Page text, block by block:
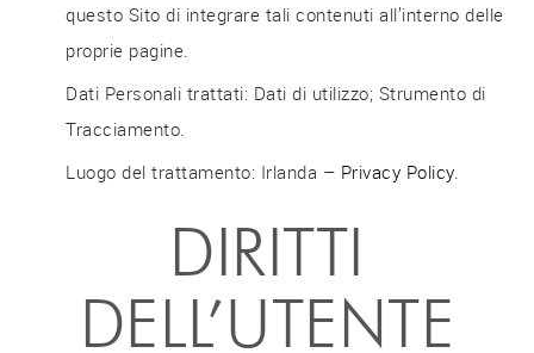
questo Sito di integrare tali contenuti all’interno delle
proprie pagine.
Dati Personali trattati: Dati di utilizzo; Strumento di
Tracciamento.
Luogo del trattamento: Irlanda – Privacy Policy.
DIRITTI
DELL’UTENTE